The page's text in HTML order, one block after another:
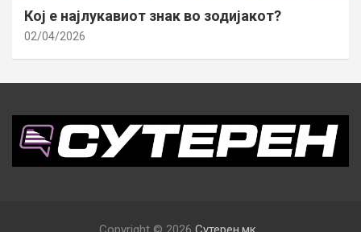
Кој е најлукавиот знак во зодијакот?
02/04/2026